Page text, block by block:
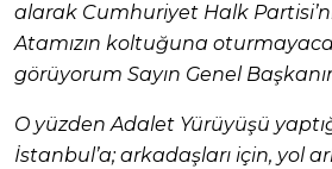
alarak Cumhuriyet Halk
Atamızın koltuğuna
görüyorum Sayın Genel
O yüzden Adalet Yürüyüşü
İstanbul’a; arkadaşları için, yol